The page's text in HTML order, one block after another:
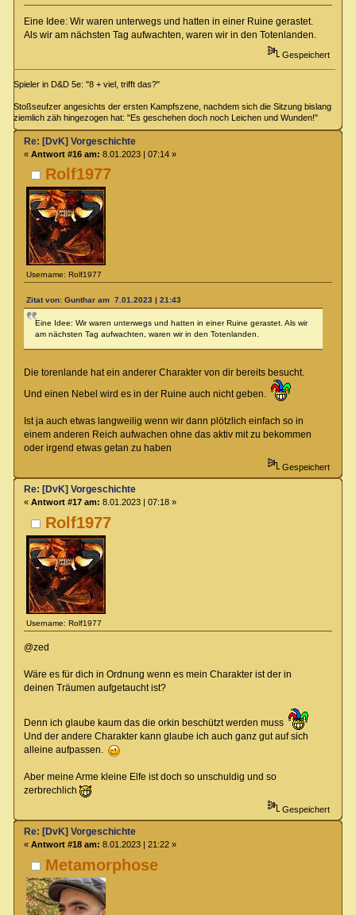
Eine Idee: Wir waren unterwegs und hatten in einer Ruine gerastet.
Als wir am nächsten Tag aufwachten, waren wir in den Totenlanden.
Gespeichert
Spieler in D&D 5e: "8 + viel, trifft das?"
Stoßseufzer angesichts der ersten Kampfszene, nachdem sich die Sitzung bislang
ziemlich zäh hingezogen hat: "Es geschehen doch noch Leichen und Wunden!"
Rolf1977
Username: Rolf1977
Re: [DvK] Vorgeschichte
« Antwort #16 am: 8.01.2023 | 07:14 »
Zitat von: Gunthar am 7.01.2023 | 21:43
Eine Idee: Wir waren unterwegs und hatten in einer Ruine gerastet. Als wir
am nächsten Tag aufwachten, waren wir in den Totenlanden.
Die torenlande hat ein anderer Charakter von dir bereits besucht.
Und einen Nebel wird es in der Ruine auch nicht geben.
Ist ja auch etwas langweilig wenn wir dann plötzlich einfach so in
einem anderen Reich aufwachen ohne das aktiv mit zu bekommen
oder irgend etwas getan zu haben
Gespeichert
Rolf1977
Username: Rolf1977
Re: [DvK] Vorgeschichte
« Antwort #17 am: 8.01.2023 | 07:18 »
@zed
Wäre es für dich in Ordnung wenn es mein Charakter ist der in
deinen Träumen aufgetaucht ist?
Denn ich glaube kaum das die orkin beschützt werden muss
Und der andere Charakter kann glaube ich auch ganz gut auf sich
alleine aufpassen.
Aber meine Arme kleine Elfe ist doch so unschuldig und so
zerbrechlich
Gespeichert
Metamorphose
Re: [DvK] Vorgeschichte
« Antwort #18 am: 8.01.2023 | 21:22 »